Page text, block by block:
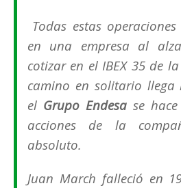
Todas estas
en una empresa al
cotizar en el IBEX 35 de
camino en solitario llega
el Grupo Endesa se
acciones de la
absoluto.
Juan March falleció en